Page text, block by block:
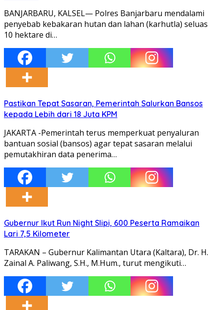
BANJARBARU, KALSEL— Polres Banjarbaru mendalami
penyebab kebakaran hutan dan lahan (karhutla) seluas
10 hektare di…
Pastikan Tepat Sasaran, Pemerintah Salurkan Bansos
kepada Lebih dari 18 Juta KPM
JAKARTA -Pemerintah terus memperkuat penyaluran
bantuan sosial (bansos) agar tepat sasaran melalui
pemutakhiran data penerima…
Gubernur Ikut Run Night Slipi, 600 Peserta Ramaikan
Lari 7,5 Kilometer
TARAKAN – Gubernur Kalimantan Utara (Kaltara), Dr. H.
Zainal A. Paliwang, S.H., M.Hum., turut mengikuti…